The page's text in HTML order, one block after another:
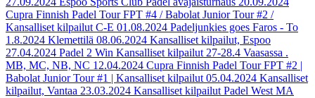
Cupra Finnish Padel Tour FPT #4 / Babolat Junior Tour #2 /
Kansalliset kilpailut C-E 01.08.2024 Padeljunkies goes Faros - To
1.8.2024 Klemettilä 08.06.2024 Kansalliset kilpailut, Espoo
27.04.2024 Padel 2 Win Kansalliset kilpailut 27-28.4 Vaasassa .
MB, MC, NB, NC 12.04.2024 Cupra Finnish Padel Tour FPT #2 |
Babolat Junior Tour #1 | Kansalliset kilpailut 05.04.2024 Kansalliset
kilpailut, Vantaa 23.03.2024 Kansalliset kilpailut Padel West MA